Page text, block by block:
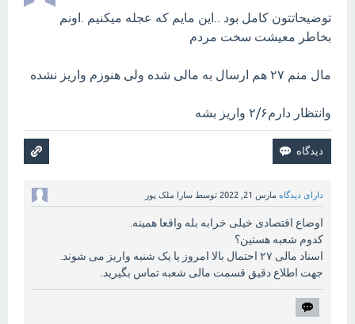
توضیحاتتون کامل بود ..این مایم که عجله میکنیم .اونم
بخاطر معیشت سخت مردم
مال منم ۲۷ هم ارسال به مالی شده ولی هنوزم واریز نشده
وانتظار دارم۲/۶ واریز بشه
دارای دیدگاه مارس 21, 2022 توسط سارا ملک پور
اوضاع اقتصادی خیلی خرابه بله واقعا همینه.
کدوم شعبه هستین؟
اسناد مالی ۲۷ احتمال بالا امروز یا یک شنبه واریز می شوند.
جهت اطلاع دقیق قسمت مالی شعبه تماس بگیرید.